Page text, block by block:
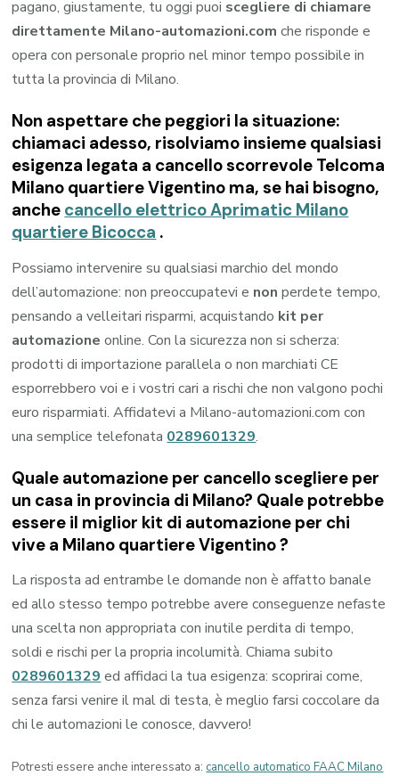
pagano, giustamente, tu oggi puoi scegliere di chiamare
direttamente Milano-automazioni.com che risponde e
opera con personale proprio nel minor tempo possibile in
tutta la provincia di Milano.
Non aspettare che peggiori la situazione:
chiamaci adesso, risolviamo insieme qualsiasi
esigenza legata a cancello scorrevole Telcoma
Milano quartiere Vigentino ma, se hai bisogno,
anche cancello elettrico Aprimatic Milano
quartiere Bicocca .
Possiamo intervenire su qualsiasi marchio del mondo
dell’automazione: non preoccupatevi e non perdete tempo,
pensando a velleitari risparmi, acquistando kit per
automazione online. Con la sicurezza non si scherza:
prodotti di importazione parallela o non marchiati CE
esporrebbero voi e i vostri cari a rischi che non valgono pochi
euro risparmiati. Affidatevi a Milano-automazioni.com con
una semplice telefonata 0289601329.
Quale automazione per cancello scegliere per
un casa in provincia di Milano? Quale potrebbe
essere il miglior kit di automazione per chi
vive a Milano quartiere Vigentino?
La risposta ad entrambe le domande non è affatto banale
ed allo stesso tempo potrebbe avere conseguenze nefaste
una scelta non appropriata con inutile perdita di tempo,
soldi e rischi per la propria incolumità. Chiama subito
0289601329 ed affidaci la tua esigenza: scoprirai come,
senza farsi venire il mal di testa, è meglio farsi coccolare da
chi le automazioni le conosce, davvero!
Potresti essere anche interessato a:cancello automatico FAAC Milano